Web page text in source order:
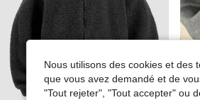
Nous utilisons des cookies et des
que vous avez demandé et de
"Tout rejeter", "Tout accepter" ou